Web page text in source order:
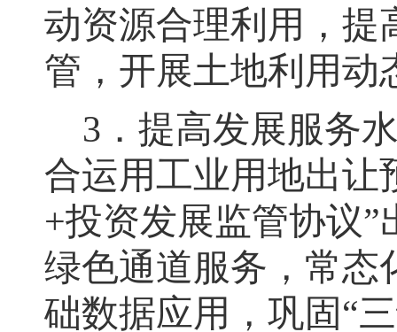
动资源合理利用 ， 提
管 ， 开展土地利用动
3 ． 提高发展服务
合运用工业用地出让
+投资发展监管协议”
绿色通道服务 ， 常态
础数据应用 ， 巩固“